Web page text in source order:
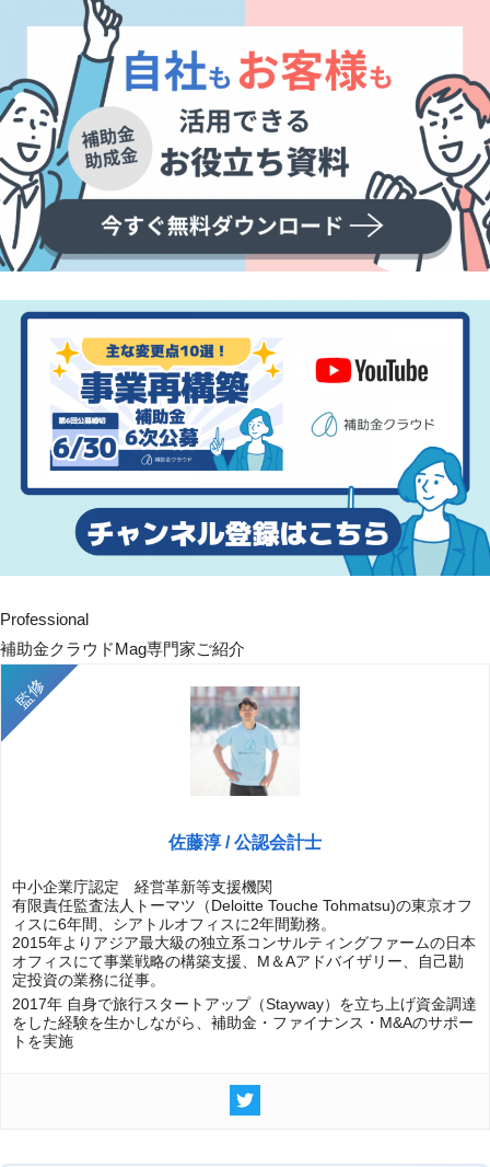
Professional
補助金クラウドMag専門家ご紹介
佐藤淳 / 公認会計士
中小企業庁認定 経営革新等支援機関
有限責任監査法人トーマツ（Deloitte Touche Tohmatsu)の東京オフ
ィスに6年間、シアトルオフィスに2年間勤務。
2015年よりアジア最大級の独立系コンサルティングファームの日本
オフィスにて事業戦略の構築支援、M＆Aアドバイザリー、自己勘
定投資の業務に従事。
2017年 自身で旅行スタートアップ（Stayway）を立ち上げ資金調達
をした経験を生かしながら、補助金・ファイナンス・M&Aのサポー
トを実施